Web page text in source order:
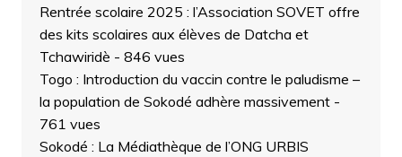
Rentrée scolaire 2025 : l’Association SOVET offre
des kits scolaires aux élèves de Datcha et
Tchawiridè - 846 vues
Togo : Introduction du vaccin contre le paludisme –
la population de Sokodé adhère massivement-
761 vues
Sokodé : La Médiathèque de l’ONG URBIS